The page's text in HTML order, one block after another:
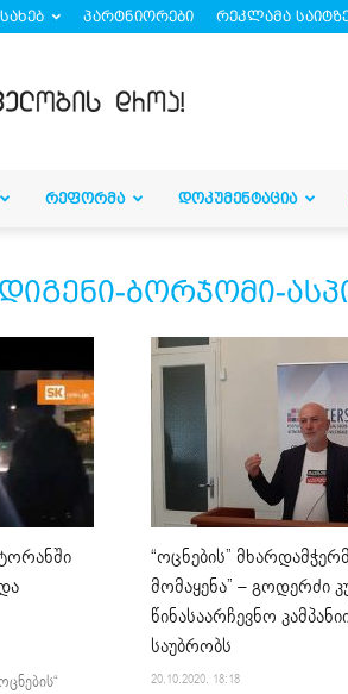
პარტნიორები რეკლამა
ᲠᲔᲤᲝᲠᲛᲐ ᲓᲝᲙᲣᲛᲔᲜᲢᲐᲪᲘᲐ
ბორჯომი-
“ოცნების”
მომაყენა” – გოდერძი
წინასაარჩევნო
საუბრობს
20.10.2020. 18:18